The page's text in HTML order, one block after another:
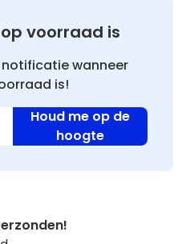
voorraad is
wanneer
is!
Houd me op de
hoogte